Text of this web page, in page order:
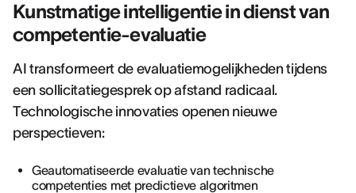
Kunstmatige intelligentie in dienst van
competentie-evaluatie
AI transformeert de evaluatiemogelijkheden tijdens
een sollicitatiegesprek op afstand radicaal.
Technologische innovaties openen nieuwe
perspectieven:
Geautomatiseerde evaluatie van technische
competenties met predictieve algoritmen